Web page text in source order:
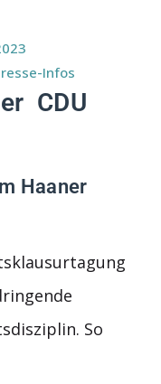
Infos
CDU
Haaner
So